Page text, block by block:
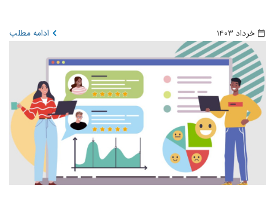
خرداد 1403 ادامه مطلب